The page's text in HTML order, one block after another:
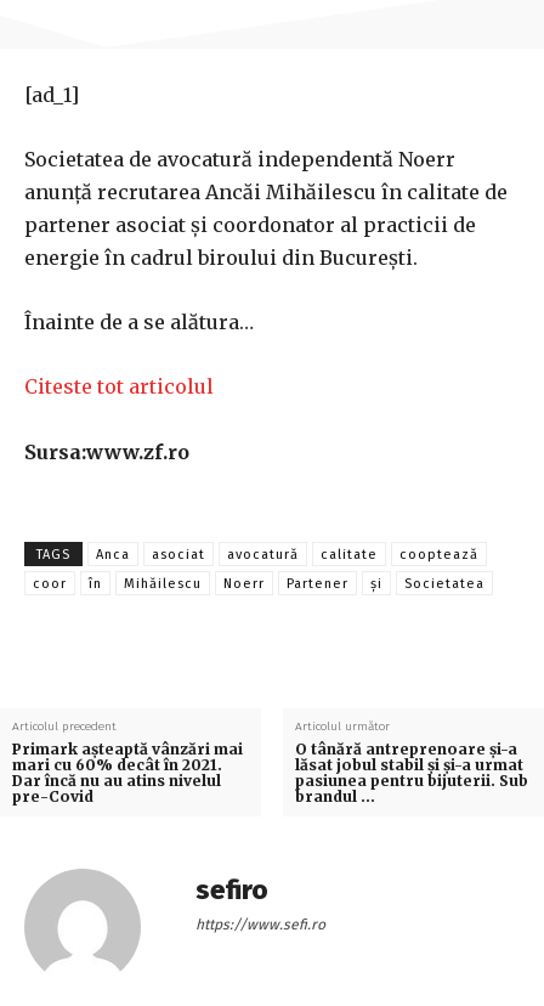
[ad_1]
Societatea de avocatură independentă Noerr
anunţă recrutarea Ancăi Mihăilescu în calitate de
partener asociat şi coordonator al practicii de
energie în cadrul biroului din Bucureşti.
Înainte de a se alătura…
Citeste tot articolul
Sursa:www.zf.ro
TAGS Anca asociat avocatură calitate
cooptează
coor
în Mihăilescu Noerr Partener și Societatea
Articolul precedent
Primark așteaptă vânzări mai
mari cu 60% decât în 2021.
Dar încă nu au atins nivelul
pre-Covid
Articolul următor
O tânără antreprenoare şi-a
lăsat jobul stabil şi şi-a urmat
pasiunea pentru bijuterii. Sub
brandul …
sefiro
https://www.sefi.ro